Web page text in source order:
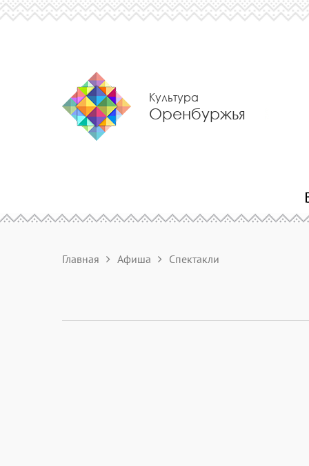
Культура
Оренбуржья
Главная Афиша Спектакли